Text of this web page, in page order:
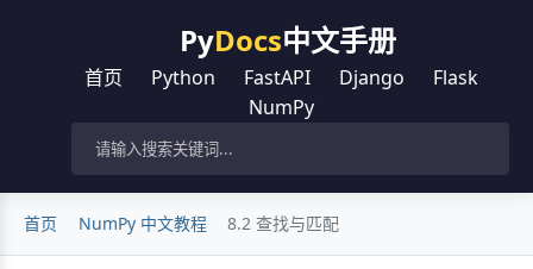
PyDocs中文手册
首页 Python FastAPI Django
Flask
NumPy
首页 NumPy 中文教程 8.2 查找与匹配